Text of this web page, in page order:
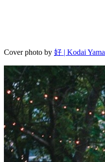
Cover photo by 好 | Kodai